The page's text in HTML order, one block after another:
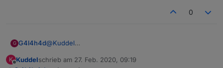
0
G G4l4h4d@Kuddel
Ich habe meine eigene und wollte nur das neue
K Kuddelschrieb am 27. Feb. 2020, 09:19
zuletzt editiert von